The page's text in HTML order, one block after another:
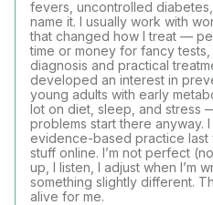
fevers, uncontrolled
name it. I usually work with
that changed how I treat —
time or money for fancy
diagnosis and practical
developed an interest in
young adults with early
lot on diet, sleep, and stress
problems start there anyway.
evidence-based practice last
stuff online. I’m not perfect
up, I listen, I adjust when I’m
something slightly different.
alive for me.